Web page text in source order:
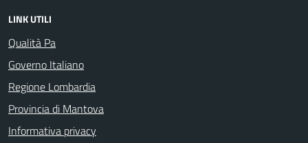
LINK UTILI
Qualità Pa
Governo Italiano
Regione Lombardia
Provincia di Mantova
Informativa privacy